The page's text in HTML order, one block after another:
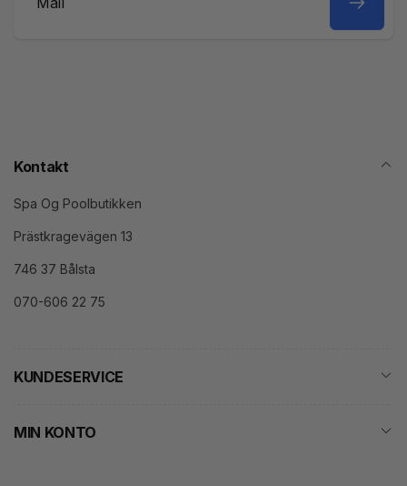
Kontakt
Spa Og Poolbutikken
Prästkragevägen 13
746 37 Bålsta
070-606 22 75
KUNDESERVICE
MIN KONTO